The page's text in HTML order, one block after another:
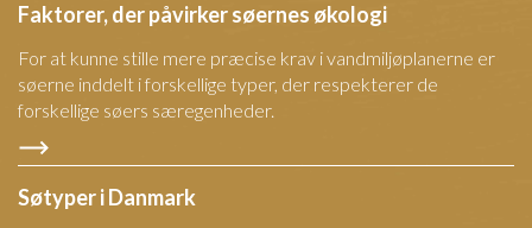
Faktorer, der påvirker søernes økologi
For at kunne stille mere præcise krav i vandmiljøplanerne er
søerne inddelt i forskellige typer, der respekterer de
forskellige søers særegenheder.
Søtyper i Danmark